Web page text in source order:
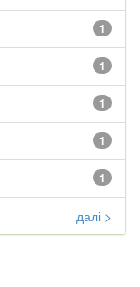
1
1
1
1
1
далі >